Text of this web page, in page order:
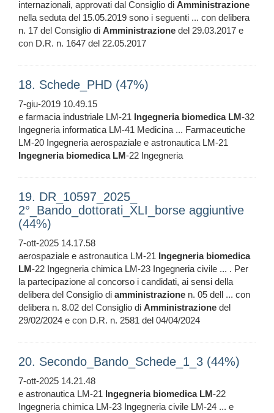
internazionali, approvati dal Consiglio di Amministrazione
nella seduta del 15.05.2019 sono i seguenti ... con delibera
n. 17 del Consiglio di Amministrazione del 29.03.2017 e
con D.R. n. 1647 del 22.05.2017
18. Schede_PHD (47%)
7-giu-2019 10.49.15
e farmacia industriale LM-21 Ingegneria biomedica LM-32
Ingegneria informatica LM-41 Medicina ... Farmaceutiche
LM-20 Ingegneria aerospaziale e astronautica LM-21
Ingegneria biomedica LM-22 Ingegneria
19. DR_10597_2025_
2°_Bando_dottorati_XLI_borse aggiuntive
(44%)
7-ott-2025 14.17.58
aerospaziale e astronautica LM-21 Ingegneria biomedica
LM-22 Ingegneria chimica LM-23 Ingegneria civile ... . Per
la partecipazione al concorso i candidati, ai sensi della
delibera del Consiglio di amministrazione n. 05 dell ... con
delibera n. 8.02 del Consiglio di Amministrazione del
29/02/2024 e con D.R. n. 2581 del 04/04/2024
20. Secondo_Bando_Schede_1_3 (44%)
7-ott-2025 14.21.48
e astronautica LM-21 Ingegneria biomedica LM-22
Ingegneria chimica LM-23 Ingegneria civile LM-24 ... e